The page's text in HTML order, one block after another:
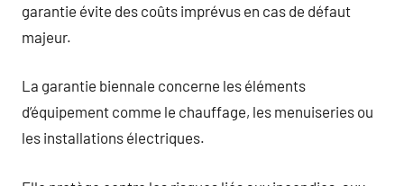
garantie évite des coûts imprévus en cas de défaut
majeur.
La garantie biennale concerne les éléments
d’équipement comme le chauffage, les menuiseries ou
les installations électriques.